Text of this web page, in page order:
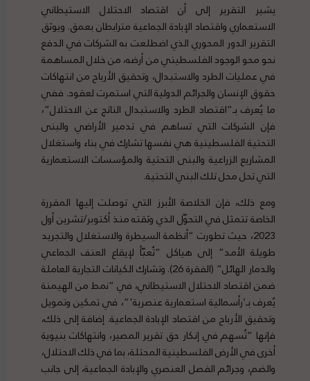
يشير التقرير إلى أن اقتصاد الاحتلال الاستيطاني
الاستعماري واقتصاد الإبادة الجماعية مترابطان بعمق. ويوثق
التقرير الدور المحوري الذي اضطلعت به الشركات في الدفع
نحو محو الوجود الفلسطيني من أرضه، من خلال المساهمة
في عمليات الطرد والاستبدال، وتحقيق الأرباح من انتهاكات
حقوق الإنسان والجرائم الدولية التي استمرت لعقود. ففي
ما يُعرف بـ”اقتصاد الطرد والاستبدال الناتج عن الاحتلال”،
فإن الشركات التي تساهم في تدمير الأراضي والبنى
التحتية الفلسطينية هي نفسها تشارك في بناء واستغلال
المشاريع الزراعية والبنى التحتية والمؤسسات الاستعمارية
التي تحل محل تلك البني التحتية.
ومع ذلك، فإن الخلاصة الأبرز التي توصلت إليها المقررة
الخاصة تتمثل في التحوّل الذي وثقته منذ أكتوبر/تشرين أول
2023، حيث تطورت “أنظمة السيطرة والاستغلال والتجريد
طويلة الأمد” إلى هياكل “تُعبّأ لإيقاع العنف الجماعي
والدمار الهائل” (الفقرة 26). وتشارك الكيانات التجارية العاملة
ضمن اقتصاد الاحتلال الاستيطاني، في “نمط من الهيمنة
يُعرف بـ’رأسمالية استعمارية عنصرية'”، في تمكين وتمويل
وتحقيق الأرباح من اقتصاد الإبادة الجماعية. إضافة إلى ذلك،
فإنها “تُسهم في إنكار حق تقرير المصير، وانتهاكات بنيوية
أخرى في الأرض الفلسطينية المحتلة، بما في ذلك الاحتلال،
والضم، وجرائم الفصل العنصري والإبادة الجماعية، إلى جانب